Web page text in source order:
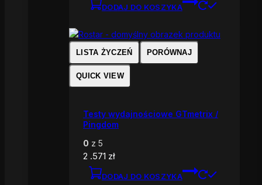
DODAJ DO KOSZYKA
LISTA ŻYCZEŃ PORÓWNAJ
QUICK VIEW
Testy wydajnościowe GTmetrix /
Pingdom
0 z 5
2 .571 zł
DODAJ DO KOSZYKA